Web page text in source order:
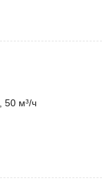
, 50 м³/ч